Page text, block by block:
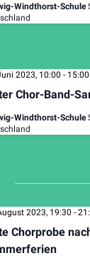
Windthorst-Schule
Chor-Band-
2023, 10:00 - 15:00
Windthorst-Schule
Chorprobe
2023, 19:30 -